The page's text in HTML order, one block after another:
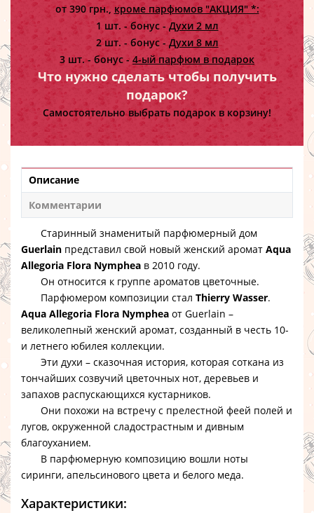
от 390 грн., кроме парфюмов "АКЦИЯ" *:
1 шт. - бонус - Духи 2 мл
2 шт. - бонус -Духи 8 мл
3 шт. - бонус - 4-ый парфюм в подарок
Что нужно сделать чтобы получить
подарок?
Самостоятельно выбрать подарок в корзину!
Описание
Комментарии
Старинный знаменитый парфюмерный дом
Guerlain представил свой новый женский аромат Aqua
Allegoria Flora Nymphea в 2010 году.
Он относится к группе ароматов цветочные.
Парфюмером композиции стал Thierry Wasser.
Aqua Allegoria Flora Nymphea от Guerlain –
великолепный женский аромат, созданный в честь 10-
и летнего юбилея коллекции.
Эти духи – сказочная история, которая соткана из
тончайших созвучий цветочных нот, деревьев и
запахов распускающихся кустарников.
Они похожи на встречу с прелестной феей полей и
лугов, окруженной сладострастным и дивным
благоуханием.
В парфюмерную композицию вошли ноты
сиринги, апельсинового цвета и белого меда.
Характеристики: